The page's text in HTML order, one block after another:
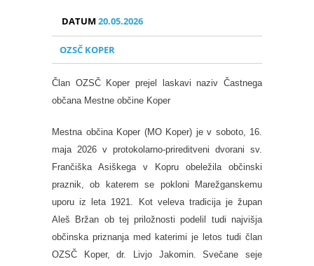
DATUM20.05.2026
OZSČ KOPER
Član OZSČ Koper prejel laskavi naziv Častnega
občana Mestne občine Koper
Mestna občina Koper (MO Koper) je v soboto, 16.
maja 2026 v protokolarno-prireditveni dvorani sv.
Frančiška Asiškega v Kopru obeležila občinski
praznik, ob katerem se pokloni Marežganskemu
uporu iz leta 1921. Kot veleva tradicija je župan
Aleš Bržan ob tej priložnosti podelil tudi najvišja
občinska priznanja med katerimi je letos tudi član
OZSČ Koper, dr. Livjo Jakomin. Svečane seje